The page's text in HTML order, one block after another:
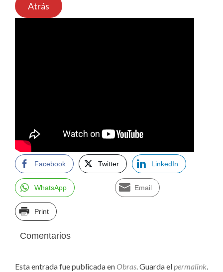
Atrás
Facebook Twitter LinkedIn
WhatsApp Email
Print
Comentarios
Esta entrada fue publicada en Obras. Guarda elpermalink.